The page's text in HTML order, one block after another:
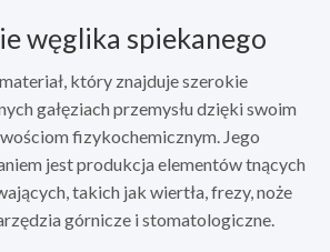
węglika spiekanego
który znajduje szerokie
gałęziach przemysłu dzięki swoim
fizykochemicznym. Jego
jest produkcja elementów tnących
takich jak wiertła, frezy, noże
górnicze i stomatologiczne.